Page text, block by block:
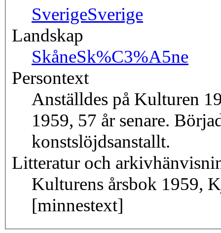
SverigeSverige
Landskap
SkåneSk%C3%A5ne
Persontext
Anställdes på Kulturen
1959, 57 år senare.
konstslöjdsanstallt.
Litteratur och
Kulturens årsbok 1959,
[minnestext]